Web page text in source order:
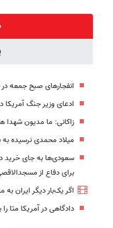
(40%off)
انفجارهای صبح جمعه
ادعای وزیر جنگ آمریکا
زاکانی: ما مدیون شهدا
میلاد محمدی نرسیده
سعودی‌ها به جای خرید
برای دفاع از
اگر یک‌بار دیگر ایران
دادگاهی در آمریکا متا را به پرداخت ۵۶۷ میلیون